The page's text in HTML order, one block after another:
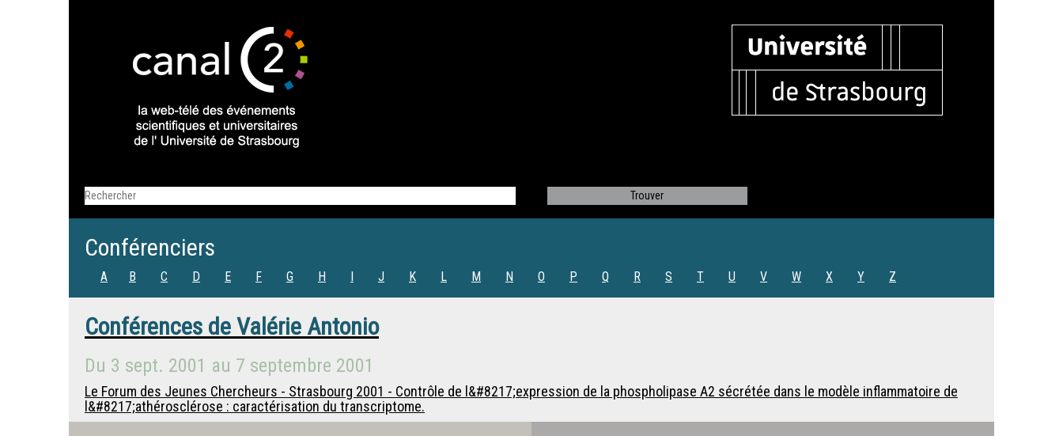
Conférenciers
A B C D E F G H I J K L M N O P Q R S T U V W X Y Z
Conférences de Valérie Antonio
Du 3 sept. 2001 au 7 septembre 2001
Le Forum des Jeunes Chercheurs - Strasbourg 2001 - Contrôle de l&#8217;expression de la phospholipase A2 sécrétée dans le modèle inflammatoire de
l&#8217;athérosclérose : caractérisation du transcriptome.